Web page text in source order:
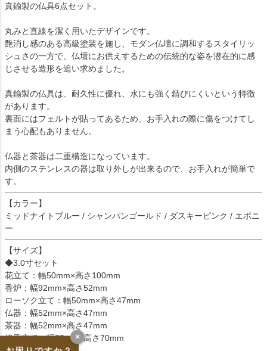
真鍮製の仏具6点セット。
丸みと直線を潔く用いたデザインです。
艶消し感のある高級塗装を施し、モダン仏壇に調和するスタイリッ
シュさの一方で、仏壇にお供えするための伝統的な姿を潜在的に感
じさせる造形を追い求めました。
真鍮製の仏具は、耐久性に優れ、水にも強く錆びにくいという特徴
があります。
裏面にはフェルトが貼ってあるため、お手入れの際に傷をつけてし
まう心配もありません。
仏器と茶器は二重構造になっています。
内側のステンレスの器は取り外しが出来るので、お手入れが簡単で
す。
【カラー】
ミッドナイトブルー / シャンパンゴールド / ダスキーピンク / エボニ
ー
【サイズ】
◆3.0寸セット
花立て：幅50mm×高さ100mm
香炉：幅92mm×高さ52mm
ローソク立て：幅50mm×高さ47mm
仏器：幅52mm×高さ47mm
茶器：幅52mm×高さ47mm
線香立て：幅33mm×高さ70mm
×